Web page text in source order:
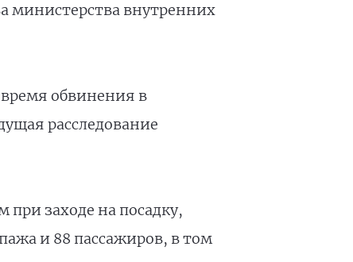
министерства внутренних
время обвинения в
расследование
при заходе на посадку,
и 88 пассажиров, в том